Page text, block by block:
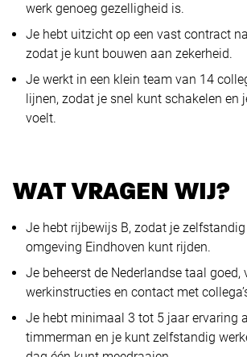
werk genoeg gezelligheid is.
Je hebt uitzicht op een vast contract
zodat je kunt bouwen aan zekerheid.
Je werkt in een klein team van 14
lijnen, zodat je snel kunt schakelen en
voelt.
WAT VRAGEN WIJ?
Je hebt rijbewijs B, zodat je
omgeving Eindhoven kunt rijden.
Je beheerst de Nederlandse taal goed,
werkinstructies en contact met
Je hebt minimaal 3 tot 5 jaar ervaring
timmerman en je kunt zelfstandig